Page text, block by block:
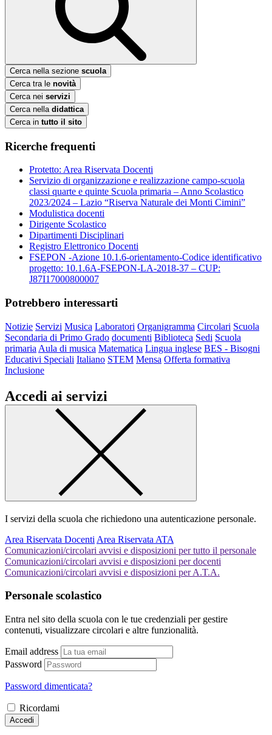
Cerca nella sezione scuola
Cerca tra le novità
Cerca nei servizi
Cerca nella didattica
Cerca in tutto il sito
Ricerche frequenti
Protetto: Area Riservata Docenti
Servizio di organizzazione e realizzazione campo-scuola
classi quarte e quinte Scuola primaria – Anno Scolastico
2023/2024 – Lazio “Riserva Naturale dei Monti Cimini”
Modulistica docenti
Dirigente Scolastico
Dipartimenti Disciplinari
Registro Elettronico Docenti
FSEPON -Azione 10.1.6-orientamento-Codice identificativo
progetto: 10.1.6A-FSEPON-LA-2018-37 – CUP:
J87I17000800007
Potrebbero interessarti
Notizie Servizi Musica Laboratori Organigramma Circolari Scuola
Secondaria di Primo Grado documenti Biblioteca Sedi Scuola
primaria Aula di musica Matematica Lingua inglese BES - Bisogni
Educativi Speciali Italiano STEM Mensa Offerta formativa
Inclusione
Accedi ai servizi
I servizi della scuola che richiedono una autenticazione personale.
Area Riservata Docenti Area Riservata ATA
Comunicazioni/circolari avvisi e disposizioni per tutto il personale
Comunicazioni/circolari avvisi e disposizioni per docenti
Comunicazioni/circolari avvisi e disposizioni per A.T.A.
Personale scolastico
Entra nel sito della scuola con le tue credenziali per gestire
contenuti, visualizzare circolari e altre funzionalità.
Email address
Password
Password dimenticata?
Ricordami
Accedi